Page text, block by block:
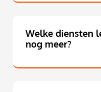
Welke diensten
nog meer?